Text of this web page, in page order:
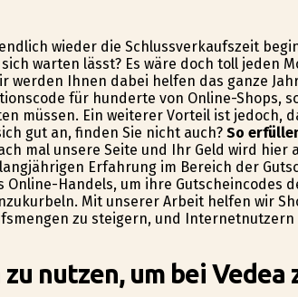
wieder die Schlussverkaufszeit
warten lässt? Es wäre doch toll jeden
werden Ihnen dabei helfen das ganze
für hunderte von Online-Shops,
müssen. Ein weiterer Vorteil ist jedoch,
gut an, finden Sie nicht auch? So
mal unsere Seite und Ihr Geld wird hier
Erfahrung im Bereich der
Online-Handels, um ihre Gutscheincodes
Mit unserer Arbeit helfen wir
zu steigern, und
nutzen, um bei Vedea